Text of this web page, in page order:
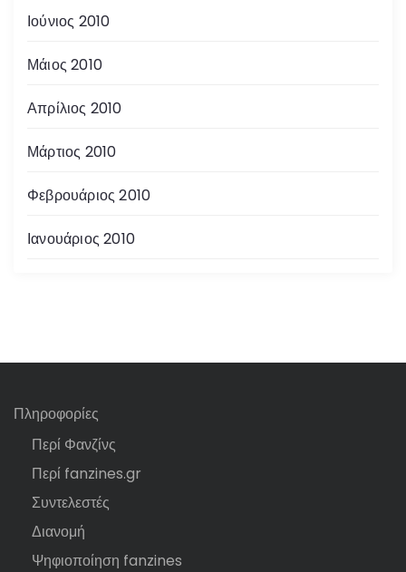
Ιούνιος 2010
Μάιος 2010
Απρίλιος 2010
Μάρτιος 2010
Φεβρουάριος 2010
Ιανουάριος 2010
Πληροφορίες
Περί Φανζίνς
Περί fanzines.gr
Συντελεστές
Διανομή
Ψηφιοποίηση fanzines